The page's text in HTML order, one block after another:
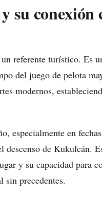
su conexión
referente turístico. Es
del juego de pelota
modernos,
especialmente en
de Kukulcán.
y su capacidad para
sin precedentes.